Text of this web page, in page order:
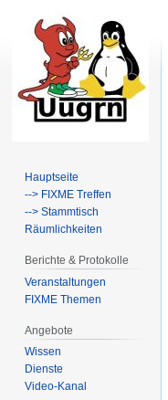
Hauptseite
--> FIXME Treffen
--> Stammtisch
Räumlichkeiten
Berichte & Protokolle
Veranstaltungen
FIXME Themen
Angebote
Wissen
Dienste
Video-Kanal